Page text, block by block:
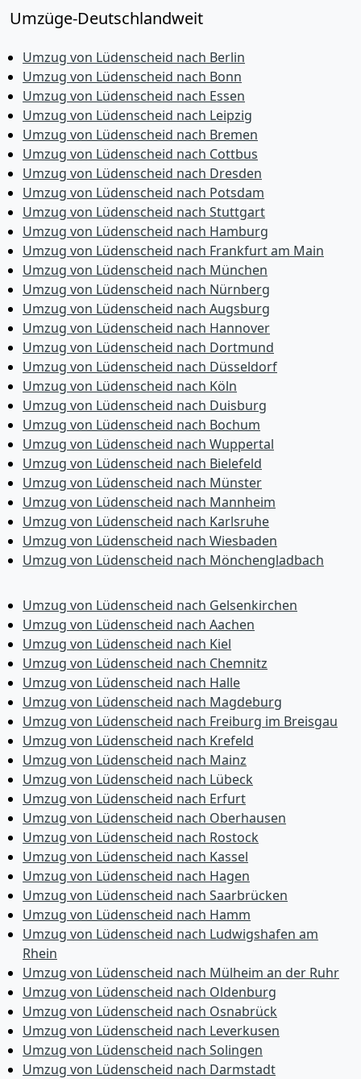
Umzüge-Deutschlandweit
Umzug von Lüdenscheid nach Berlin
Umzug von Lüdenscheid nach Bonn
Umzug von Lüdenscheid nach Essen
Umzug von Lüdenscheid nach Leipzig
Umzug von Lüdenscheid nach Bremen
Umzug von Lüdenscheid nach Cottbus
Umzug von Lüdenscheid nach Dresden
Umzug von Lüdenscheid nach Potsdam
Umzug von Lüdenscheid nach Stuttgart
Umzug von Lüdenscheid nach Hamburg
Umzug von Lüdenscheid nach Frankfurt am Main
Umzug von Lüdenscheid nach München
Umzug von Lüdenscheid nach Nürnberg
Umzug von Lüdenscheid nach Augsburg
Umzug von Lüdenscheid nach Hannover
Umzug von Lüdenscheid nach Dortmund
Umzug von Lüdenscheid nach Düsseldorf
Umzug von Lüdenscheid nach Köln
Umzug von Lüdenscheid nach Duisburg
Umzug von Lüdenscheid nach Bochum
Umzug von Lüdenscheid nach Wuppertal
Umzug von Lüdenscheid nach Bielefeld
Umzug von Lüdenscheid nach Münster
Umzug von Lüdenscheid nach Mannheim
Umzug von Lüdenscheid nach Karlsruhe
Umzug von Lüdenscheid nach Wiesbaden
Umzug von Lüdenscheid nach Mönchen­gladbach
Umzug von Lüdenscheid nach Gelsenkirchen
Umzug von Lüdenscheid nach Aachen
Umzug von Lüdenscheid nach Kiel
Umzug von Lüdenscheid nach Chemnitz
Umzug von Lüdenscheid nach Halle
Umzug von Lüdenscheid nach Magdeburg
Umzug von Lüdenscheid nach Freiburg im Breisgau
Umzug von Lüdenscheid nach Krefeld
Umzug von Lüdenscheid nach Mainz
Umzug von Lüdenscheid nach Lübeck
Umzug von Lüdenscheid nach Erfurt
Umzug von Lüdenscheid nach Oberhausen
Umzug von Lüdenscheid nach Rostock
Umzug von Lüdenscheid nach Kassel
Umzug von Lüdenscheid nach Hagen
Umzug von Lüdenscheid nach Saarbrücken
Umzug von Lüdenscheid nach Hamm
Umzug von Lüdenscheid nach Ludwigshafen am
Rhein
Umzug von Lüdenscheid nach Mülheim an der Ruhr
Umzug von Lüdenscheid nach Oldenburg
Umzug von Lüdenscheid nach Osnabrück
Umzug von Lüdenscheid nach Leverkusen
Umzug von Lüdenscheid nach Solingen
Umzug von Lüdenscheid nach Darmstadt